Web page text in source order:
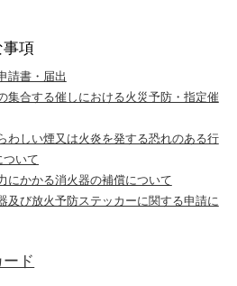
事項
請書・届出
集合する催しにおける火災予防・指定催
わしい煙又は火炎を発する恐れのある行
ついて
にかかる消火器の補償について
及び放火予防ステッカーに関する申請に
ド